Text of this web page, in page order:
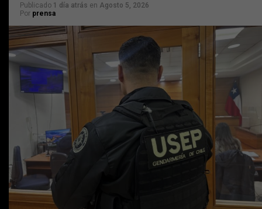
Publicado 1 día atrás en Agosto 5, 2026
Por prensa